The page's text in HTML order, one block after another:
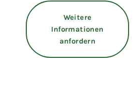
Weitere
Informationen
anfordern